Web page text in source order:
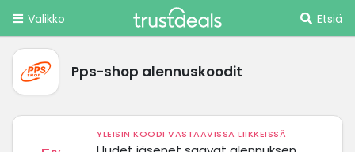
Valikko Etsiä
Pps-shop alennuskoodit
YLEISIN KOODI VASTAAVISSA LIIKKEISSÄ